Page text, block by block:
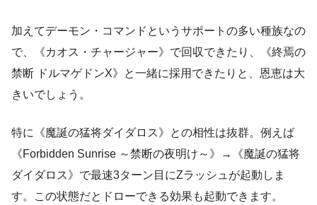
加えてデーモン・コマンドというサポートの多い種族なの
で、《カオス・チャージャー》で回収できたり、《終焉の
禁断 ドルマゲドンX》と一緒に採用できたりと、恩恵は大
きいでしょう。
特に《魔誕の猛将ダイダロス》との相性は抜群。例えば
《Forbidden Sunrise ～禁断の夜明け～》→《魔誕の猛将
ダイダロス》で最速3ターン目にZラッシュが起動しま
す。この状態だとドローできる効果も起動できます。